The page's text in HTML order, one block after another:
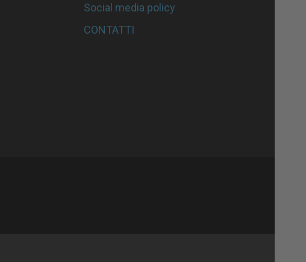
Social media policy
CONTATTI